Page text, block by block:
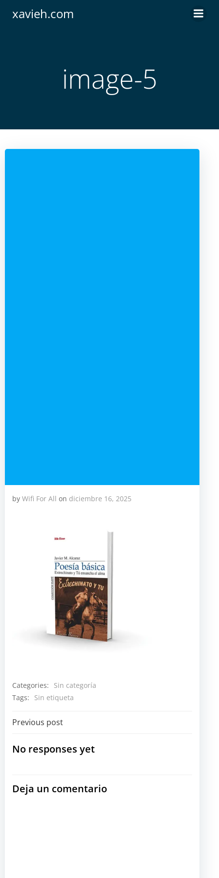
xavieh.com
image-5
by Wifi For All on diciembre 16, 2025
Categories:
Sin categoría
Tags:
Sin etiqueta
Navegación
por
entradas
Previous post
No responses yet
Deja un comentario